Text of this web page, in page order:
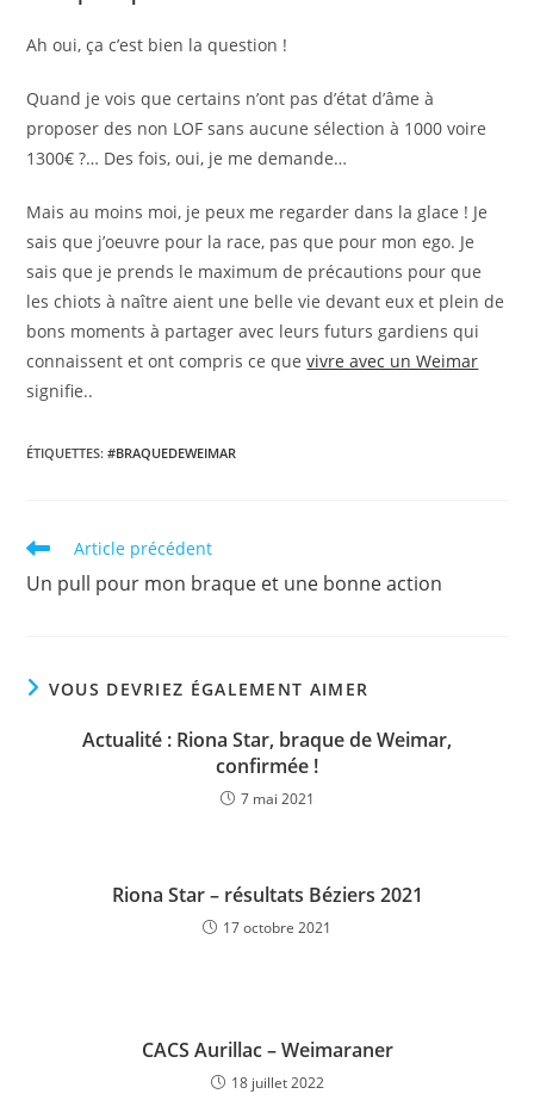
Ah oui, ça c’est bien la question !
Quand je vois que certains n’ont pas d’état d’âme à
proposer des non LOF sans aucune sélection à 1000 voire
1300€ ?… Des fois, oui, je me demande…
Mais au moins moi, je peux me regarder dans la glace ! Je
sais que j’oeuvre pour la race, pas que pour mon ego. Je
sais que je prends le maximum de précautions pour que
les chiots à naître aient une belle vie devant eux et plein de
bons moments à partager avec leurs futurs gardiens qui
connaissent et ont compris ce quevivre avec un Weimar
signifie..
ÉTIQUETTES:#BRAQUEDEWEIMAR
Read
articles
Article précédent
Un pull pour mon braque et une bonne action
VOUS DEVRIEZ ÉGALEMENT AIMER
Actualité : Riona Star, braque de Weimar,
confirmée !
7 mai 2021
Riona Star – résultats Béziers 2021
17 octobre 2021
CACS Aurillac – Weimaraner
18 juillet 2022